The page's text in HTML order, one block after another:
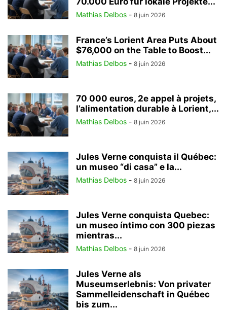
Mathias Delbos - 8 juin 2026
France’s Lorient Area Puts About
$76,000 on the Table to Boost...
Mathias Delbos - 8 juin 2026
70 000 euros, 2e appel à projets,
l’alimentation durable à Lorient,...
Mathias Delbos - 8 juin 2026
Jules Verne conquista il Québec:
un museo “di casa” e la...
Mathias Delbos - 8 juin 2026
Jules Verne conquista Quebec:
un museo íntimo con 300 piezas
mientras...
Mathias Delbos - 8 juin 2026
Jules Verne als
Museumserlebnis: Von privater
Sammelleidenschaft in Québec
bis zum...